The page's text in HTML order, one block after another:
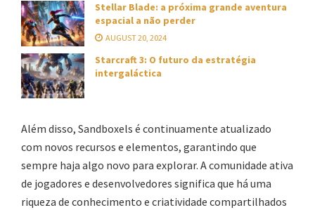
Stellar Blade: a próxima grande aventura
espacial a não perder
AUGUST 20, 2024
Starcraft 3: O futuro da estratégia
intergaláctica
Além disso, Sandboxels é continuamente atualizado
com novos recursos e elementos, garantindo que
sempre haja algo novo para explorar. A comunidade ativa
de jogadores e desenvolvedores significa que há uma
riqueza de conhecimento e criatividade compartilhados